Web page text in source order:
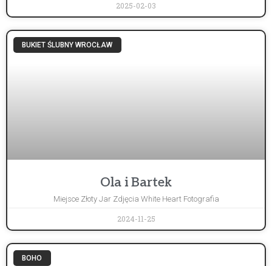
2025-02-03
BUKIET ŚLUBNY WROCŁAW
Ola i Bartek
Miejsce Złoty Jar Zdjęcia White Heart Fotografia
2024-11-25
BOHO